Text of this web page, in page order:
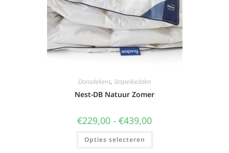
Donsdekens, Stapelbedden
Nest-DB Natuur Zomer
€229,00 - €439,00
Opties selecteren